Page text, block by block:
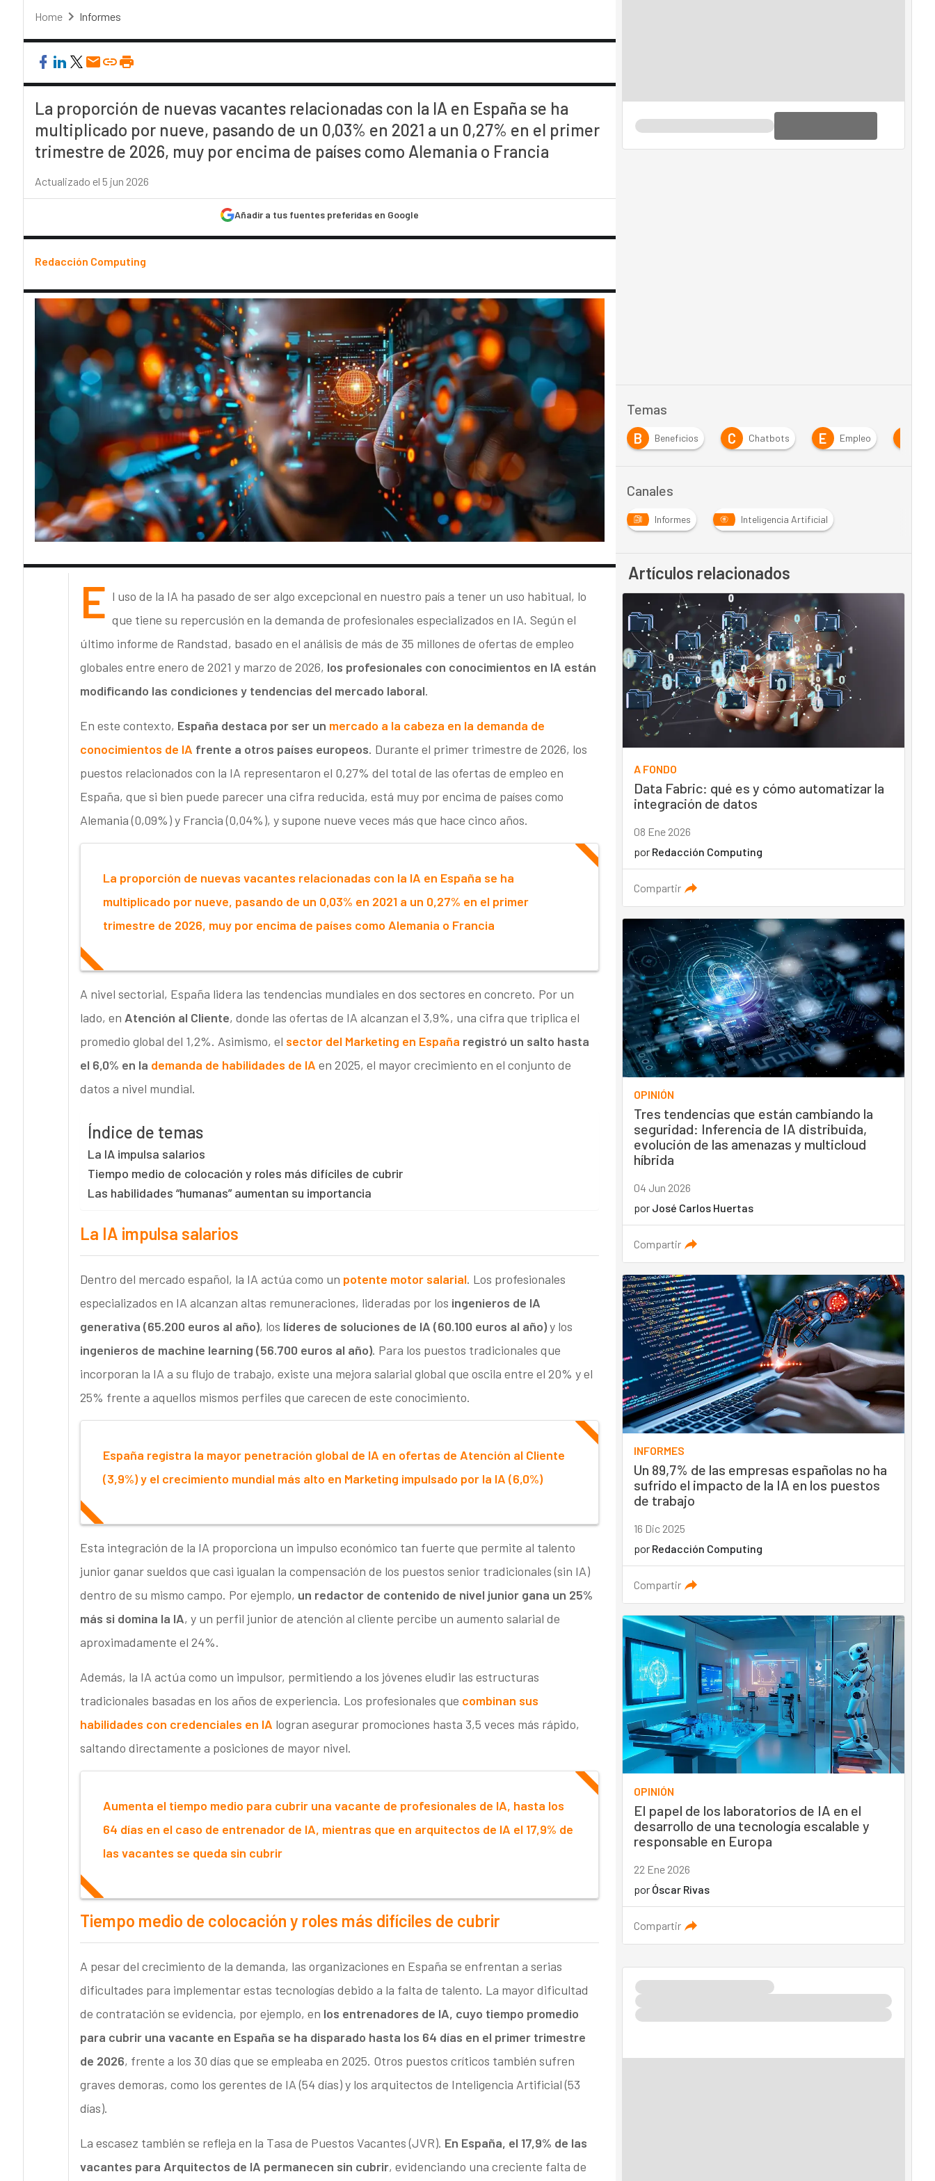
Home Informes
La proporción de nuevas vacantes relacionadas con la IA en España se ha
multiplicado por nueve, pasando de un 0,03% en 2021 a un 0,27% en el primer
trimestre de 2026, muy por encima de países como Alemania o Francia
Actualizado el 5 jun 2026
Añadir a tus fuentes preferidas en Google
Redacción Computing
E l uso de la IA ha pasado de ser algo excepcional en nuestro país a tener un uso habitual, lo
que tiene su repercusión en la demanda de profesionales especializados en IA. Según el
último informe de Randstad, basado en el análisis de más de 35 millones de ofertas de empleo
globales entre enero de 2021 y marzo de 2026, los profesionales con conocimientos en IA están
modificando las condiciones y tendencias del mercado laboral.
En este contexto, España destaca por ser un mercado a la cabeza en la demanda de
conocimientos de IA frente a otros países europeos. Durante el primer trimestre de 2026, los
puestos relacionados con la IA representaron el 0,27% del total de las ofertas de empleo en
España, que si bien puede parecer una cifra reducida, está muy por encima de países como
Alemania (0,09%) y Francia (0,04%), y supone nueve veces más que hace cinco años.
La proporción de nuevas vacantes relacionadas con la IA en España se ha
multiplicado por nueve, pasando de un 0,03% en 2021 a un 0,27% en el primer
trimestre de 2026, muy por encima de países como Alemania o Francia
A nivel sectorial, España lidera las tendencias mundiales en dos sectores en concreto. Por un
lado, en Atención al Cliente, donde las ofertas de IA alcanzan el 3,9%, una cifra que triplica el
promedio global del 1,2%. Asimismo, el sector del Marketing en España registró un salto hasta
el 6,0% en la demanda de habilidades de IA en 2025, el mayor crecimiento en el conjunto de
datos a nivel mundial.
Índice de temas
La IA impulsa salarios
Tiempo medio de colocación y roles más difíciles de cubrir
Las habilidades “humanas” aumentan su importancia
La IA impulsa salarios
Dentro del mercado español, la IA actúa como un potente motor salarial. Los profesionales
especializados en IA alcanzan altas remuneraciones, lideradas por los ingenieros de IA
generativa (65.200 euros al año), los líderes de soluciones de IA (60.100 euros al año)y los
ingenieros de machine learning (56.700 euros al año). Para los puestos tradicionales que
incorporan la IA a su flujo de trabajo, existe una mejora salarial global que oscila entre el 20% y el
25% frente a aquellos mismos perfiles que carecen de este conocimiento.
España registra la mayor penetración global de IA en ofertas de Atención al Cliente
(3,9%) y el crecimiento mundial más alto en Marketing impulsado por la IA (6,0%)
Esta integración de la IA proporciona un impulso económico tan fuerte que permite al talento
junior ganar sueldos que casi igualan la compensación de los puestos senior tradicionales (sin IA)
dentro de su mismo campo. Por ejemplo, un redactor de contenido de nivel junior gana un 25%
más si domina la IA, y un perfil junior de atención al cliente percibe un aumento salarial de
aproximadamente el 24%.
Además, la IA actúa como un impulsor, permitiendo a los jóvenes eludir las estructuras
tradicionales basadas en los años de experiencia. Los profesionales que combinan sus
habilidades con credenciales en IA logran asegurar promociones hasta 3,5 veces más rápido,
saltando directamente a posiciones de mayor nivel.
Aumenta el tiempo medio para cubrir una vacante de profesionales de IA, hasta los
64 días en el caso de entrenador de IA, mientras que en arquitectos de IA el 17,9% de
las vacantes se queda sin cubrir
Tiempo medio de colocación y roles más difíciles de cubrir
A pesar del crecimiento de la demanda, las organizaciones en España se enfrentan a serias
dificultades para implementar estas tecnologías debido a la falta de talento. La mayor dificultad
de contratación se evidencia, por ejemplo, en los entrenadores de IA, cuyo tiempo promedio
para cubrir una vacante en España se ha disparado hasta los 64 días en el primer trimestre
de 2026, frente a los 30 días que se empleaba en 2025. Otros puestos críticos también sufren
graves demoras, como los gerentes de IA (54 días) y los arquitectos de Inteligencia Artificial (53
días).
La escasez también se refleja en la Tasa de Puestos Vacantes (JVR). En España, el 17,9% de las
vacantes para Arquitectos de IA permanecen sin cubrir, evidenciando una creciente falta de
Temas
Automatización B Beneficios C Chatbots E Empleo
Canales
Informes Inteligencia Artificial
Artículos relacionados
A FONDO
Data Fabric: qué es y cómo automatizar la
integración de datos
08 Ene 2026
por Redacción Computing
Compartir
OPINIÓN
Tres tendencias que están cambiando la
seguridad: Inferencia de IA distribuida,
evolución de las amenazas y multicloud
híbrida
04 Jun 2026
por José Carlos Huertas
Compartir
INFORMES
Un 89,7% de las empresas españolas no ha
sufrido el impacto de la IA en los puestos
de trabajo
16 Dic 2025
por Redacción Computing
Compartir
OPINIÓN
El papel de los laboratorios de IA en el
desarrollo de una tecnología escalable y
responsable en Europa
22 Ene 2026
por Óscar Rivas
Compartir